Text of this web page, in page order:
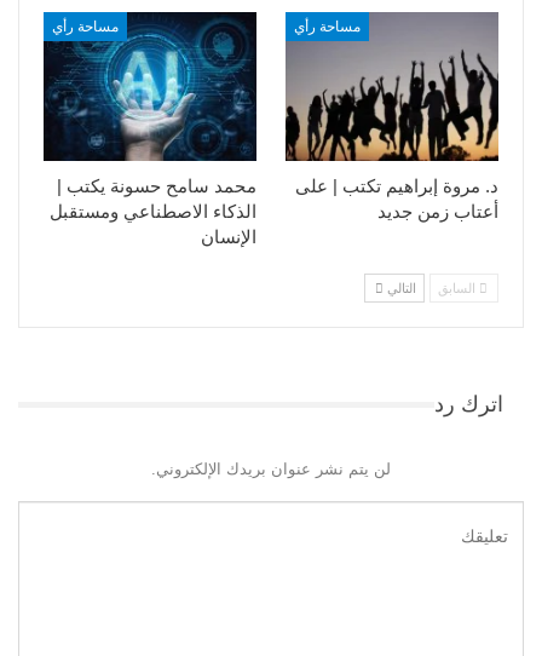
مساحة رأي
محمد سامح حسونة يكتب |
الذكاء الاصطناعي ومستقبل
الإنسان
مساحة رأي
د. مروة إبراهيم تكتب | على
أعتاب زمن جديد
السابق التالي
اترك رد
لن يتم نشر عنوان بريدك الإلكتروني.